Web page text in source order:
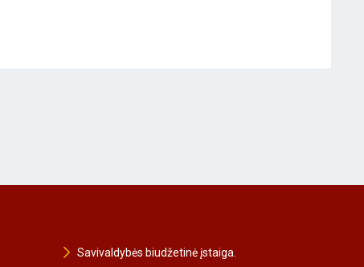
Savivaldybės biudžetinė įstaiga.